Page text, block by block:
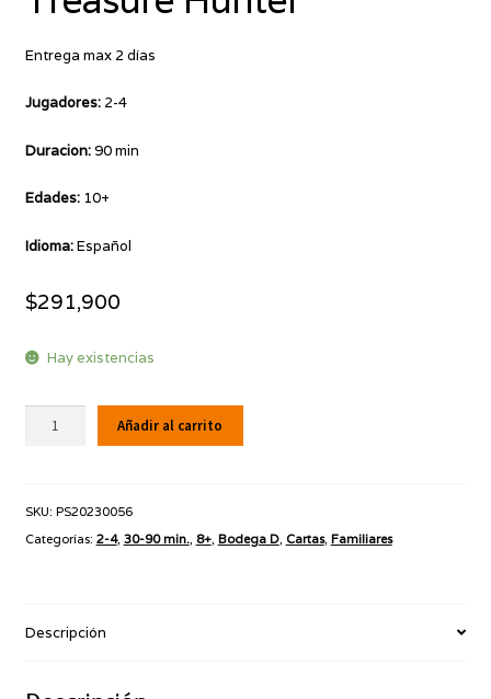
Entrega max 2 días
Jugadores: 2-4
Duracion:90 min
Edades: 10+
Idioma:Español
$291,900
Hay existencias
Treasure
Añadir al carrito
SKU: PS20230056
Categorías: 2-4, 30-90 min., 8+, Bodega D, Cartas, Familiares
Descripción